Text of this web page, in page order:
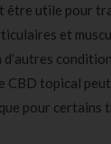
être utile pour
et
d’autres
CBD topical
pour certains